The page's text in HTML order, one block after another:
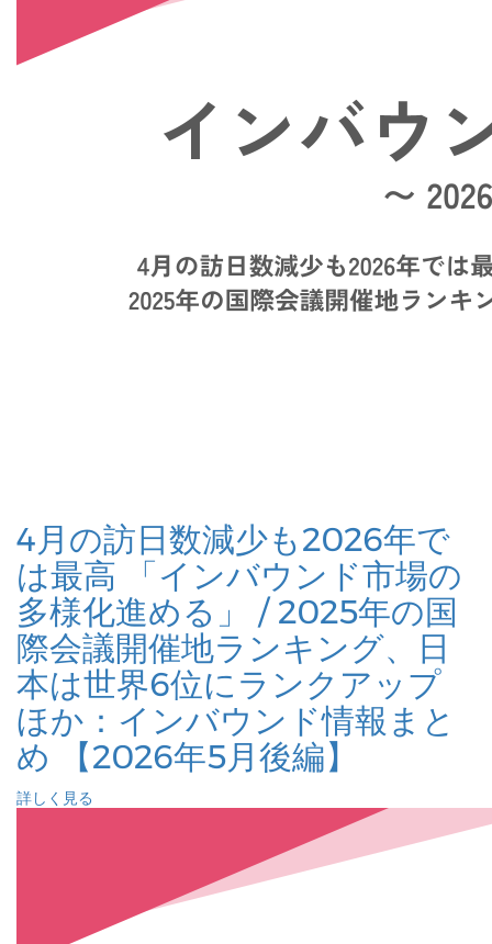
4月の訪日数減少も2026年で
は最高 「インバウンド市場の
多様化進める」 / 2025年の国
際会議開催地ランキング、日
本は世界6位にランクアップ
ほか：インバウンド情報まと
め 【2026年5月後編】
詳しく見る